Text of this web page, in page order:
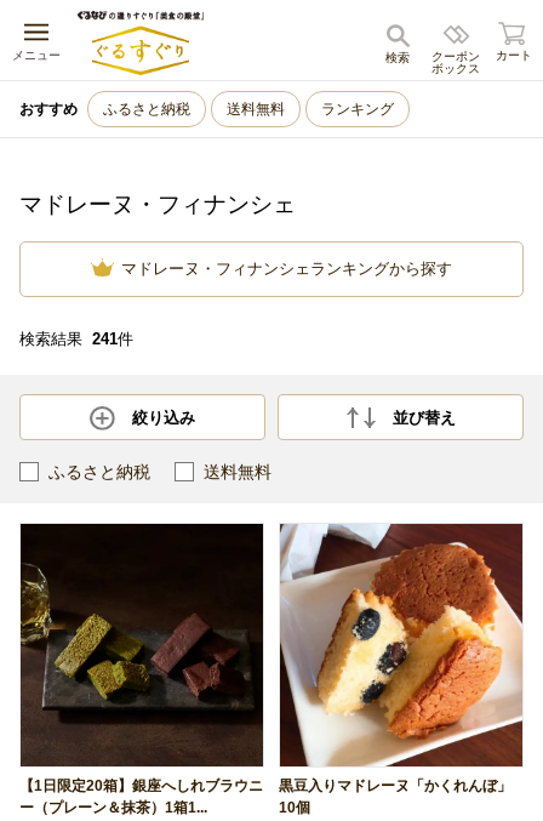
メニュー
キャンセル
クーポン
ボックス
検索 カート
おすすめ ふるさと納税 送料無料 ランキング
マドレーヌ・フィナンシェ
マドレーヌ・フィナンシェランキングから探す
検索結果 241件
絞り込み 並び替え
ふるさと納税 送料無料
【1日限定20箱】銀座へしれブラウニ
ー（プレーン＆抹茶）1箱1...
黒豆入りマドレーヌ「かくれんぼ」
10個